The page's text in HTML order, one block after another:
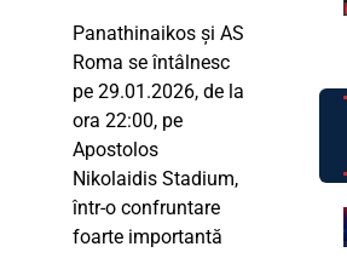
Panathinaikos și AS
Roma se întâlnesc
pe 29.01.2026, de la
ora 22:00, pe
Apostolos
Nikolaidis Stadium,
într-o confruntare
foarte importantă